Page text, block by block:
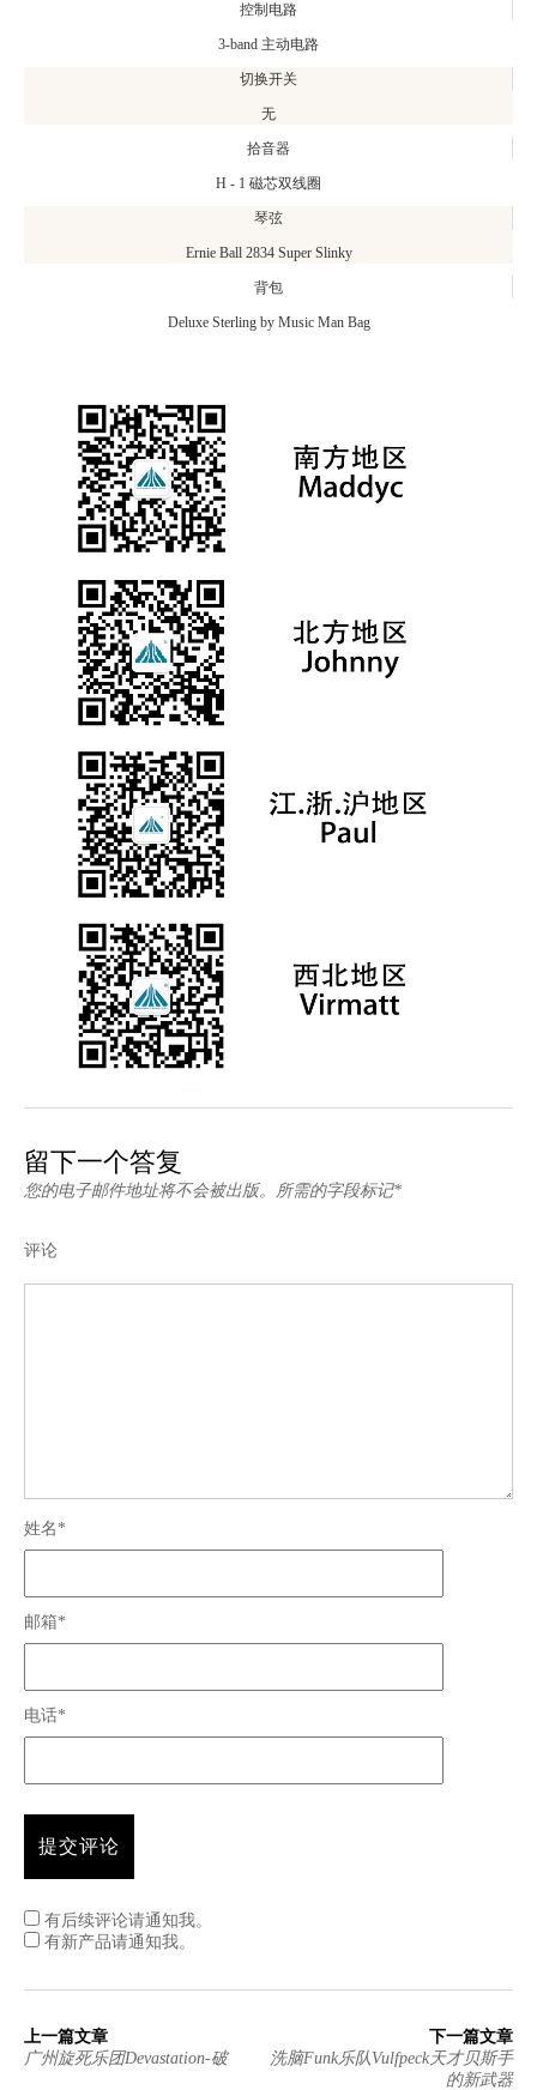
控制电路
3-band 主动电路
切换开关
无
拾音器
H - 1 磁芯双线圈
琴弦
Ernie Ball 2834 Super Slinky
背包
Deluxe Sterling by Music Man Bag
留下一个答复
您的电子邮件地址将不会被出版。所需的字段标记*
评论
姓名*
邮箱*
电话*
有后续评论请通知我。
有新产品请通知我。
上一篇文章
广州旋死乐团Devastation-破
下一篇文章
洗脑Funk乐队Vulfpeck天才贝斯手
的新武器